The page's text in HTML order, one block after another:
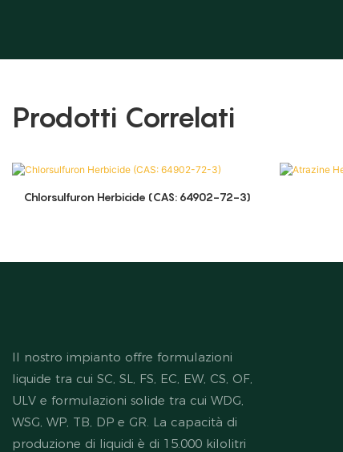
Prodotti Correlati
Chlorsulfuron Herbicide (CAS: 64902-72-3)
Il nostro impianto offre formulazioni
liquide tra cui SC, SL, FS, EC, EW, CS, OF,
ULV e formulazioni solide tra cui WDG,
WSG, WP, TB, DP e GR. La capacità di
produzione di liquidi è di 15.000 kilolitri